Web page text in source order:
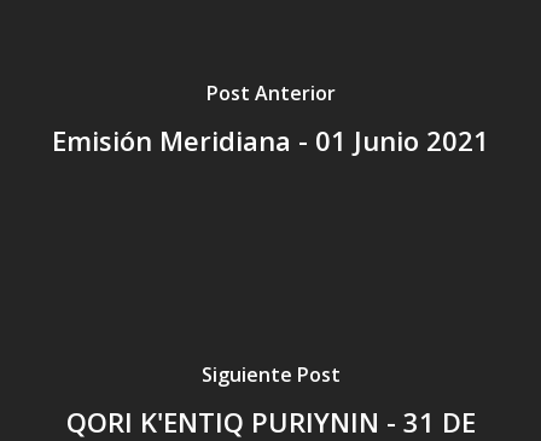
Post Anterior
Emisión Meridiana - 01 Junio 2021
Siguiente Post
QORI K'ENTIQ PURIYNIN - 31 DE